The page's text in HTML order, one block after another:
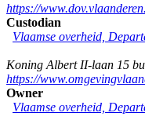
https://
Custodian
Vlaamse overheid,
Koning Albert II-laan 15
https://
Owner
Vlaamse overheid,